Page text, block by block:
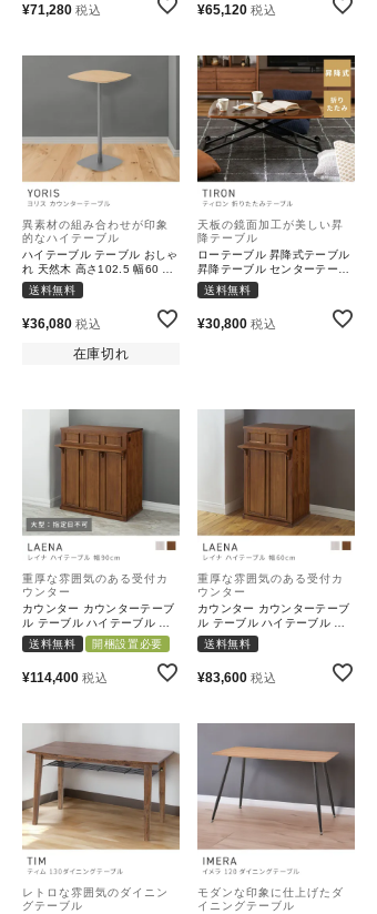
¥71,280 税込 ¥65,120 税込
異素材の組み合わせが印象
的なハイテーブル
ハイテーブル テーブル おしゃ
れ 天然木 高さ102.5 幅60 異
素材｜YORIS
送料無料
¥36,080 税込
在庫切れ
天板の鏡面加工が美しい昇
降テーブル
ローテーブル 昇降式テーブル
昇降テーブル センターテーブ
ル サイドテーブル｜TIRON
送料無料
¥30,800 税込
重厚な雰囲気のある受付カ
ウンター
カウンター カウンターテーブ
ル テーブル ハイテーブル お
しゃれ 北欧｜LAENA
送料無料 開梱設置必要
¥114,400 税込
重厚な雰囲気のある受付カ
ウンター
カウンター カウンターテーブ
ル テーブル ハイテーブル お
しゃれ 北欧｜LAENA
送料無料
¥83,600 税込
レトロな雰囲気のダイニン
グテーブル
モダンな印象に仕上げたダ
イニングテーブル